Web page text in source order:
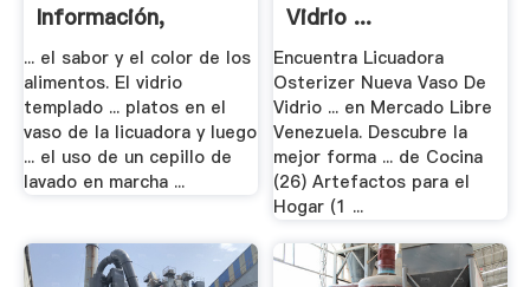
Información,
Pruebas Y ...
... el sabor y el color de los
alimentos. El vidrio
templado ... platos en el
vaso de la licuadora y luego
... el uso de un cepillo de
lavado en marcha ...
Vidrio ...
Encuentra Licuadora
Osterizer Nueva Vaso De
Vidrio ... en Mercado Libre
Venezuela. Descubre la
mejor forma ... de Cocina
(26) Artefactos para el
Hogar (1 ...